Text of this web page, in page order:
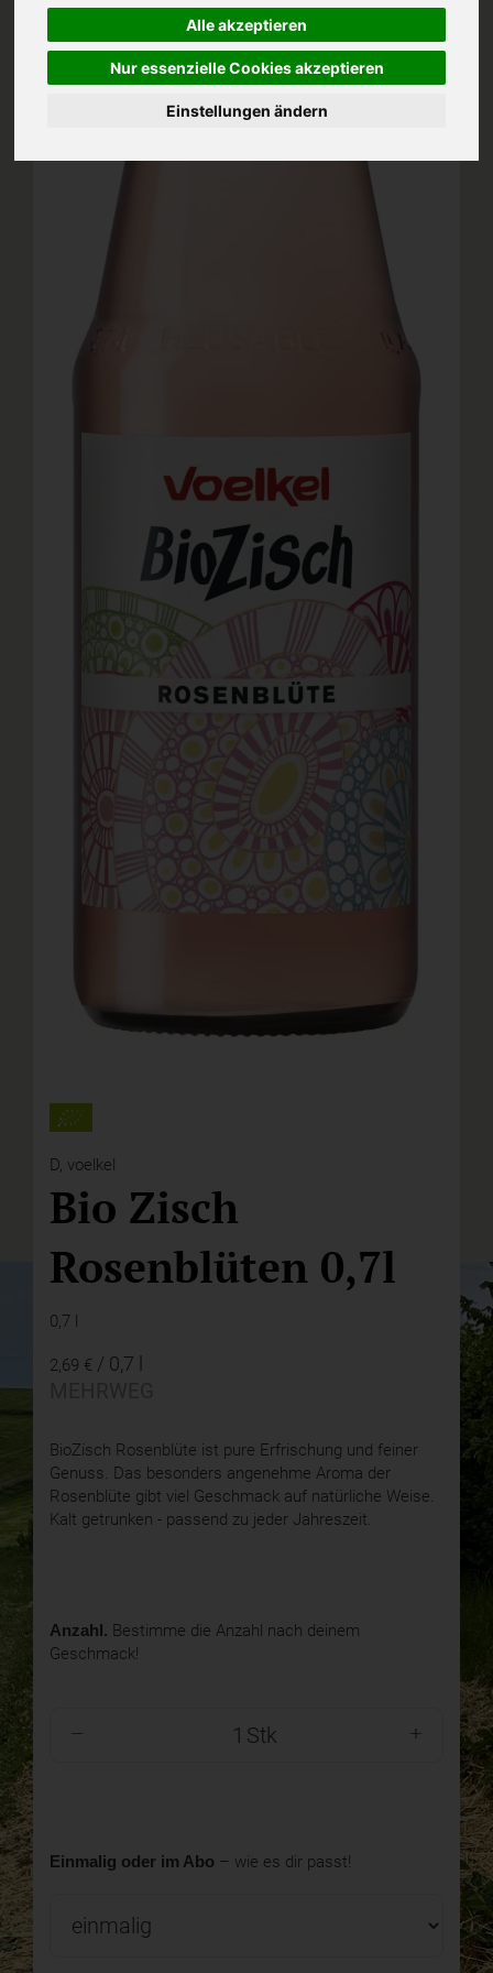
Alle akzeptieren
Nur essenzielle Cookies akzeptieren
Einstellungen ändern
D, voelkel
Bio Zisch
Rosenblüten 0,7l
0,7 l
2,69 € / 0,7 l
BioZisch Rosenblüte ist pure Erfrischung und feiner
Genuss. Das besonders angenehme Aroma der
Rosenblüte gibt viel Geschmack auf natürliche Weise.
Kalt getrunken - passend zu jeder Jahreszeit.
Anzahl. Bestimme die Anzahl nach deinem
Geschmack!
Stk
Einmalig oder im Abo – wie es dir passt!